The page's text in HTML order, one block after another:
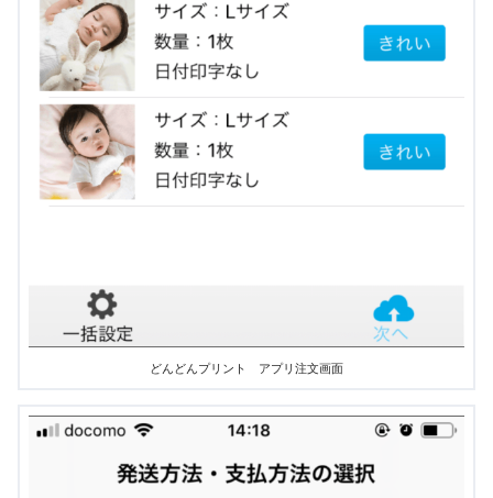
どんどんプリント アプリ注文画面